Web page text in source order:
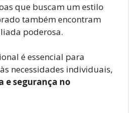
que buscam um estilo
também encontram
poderosa.
é essencial para
necessidades individuais,
e segurança no